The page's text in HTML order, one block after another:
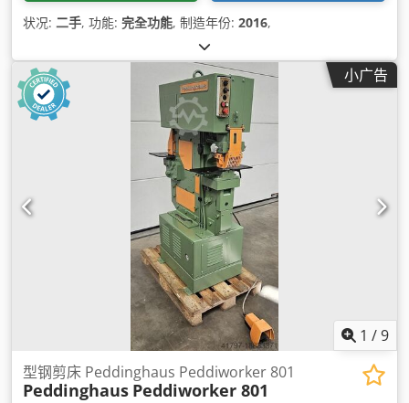
状况: 二手, 功能: 完全功能, 制造年份: 2016,
小广告
1 /9
型钢剪床 Peddinghaus Peddiworker 801
Peddinghaus Peddiworker 801